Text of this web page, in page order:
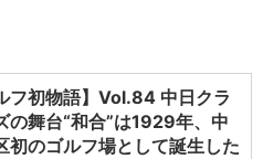
フ初物語】Vol.84 中日クラ
の舞台“和合”は1929年、中
初のゴルフ場として誕生した